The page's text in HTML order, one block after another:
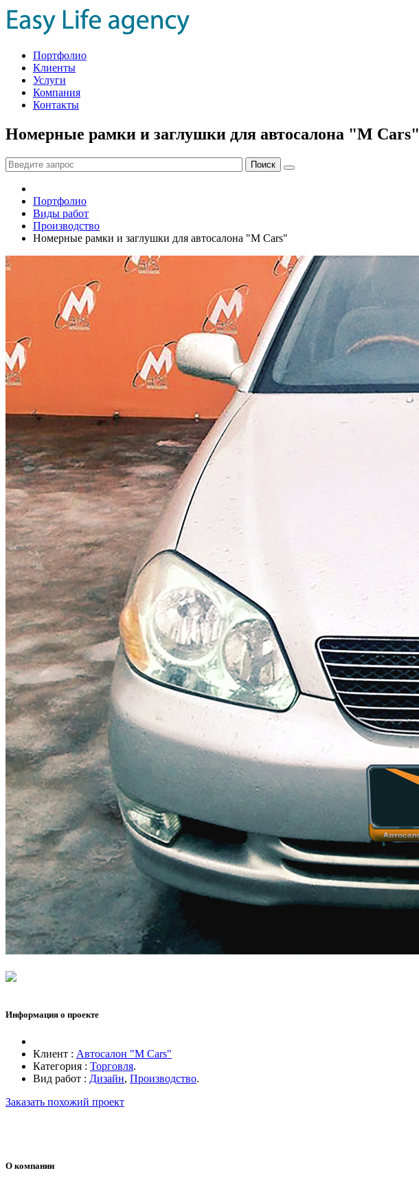
Портфолио
Клиенты
Услуги
Компания
Контакты
Номерные рамки и заглушки для автосалона "M Cars"
Портфолио
Виды работ
Производство
Номерные рамки и заглушки для автосалона "M Cars"
Информация о проекте
Клиент : Автосалон "M Cars"
Категория : Торговля.
Вид работ : Дизайн, Производство.
Заказать похожий проект
О компании